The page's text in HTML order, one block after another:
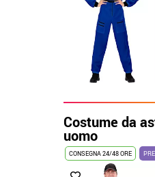
Costume da
uomo
CONSEGNA 24/48 ORE